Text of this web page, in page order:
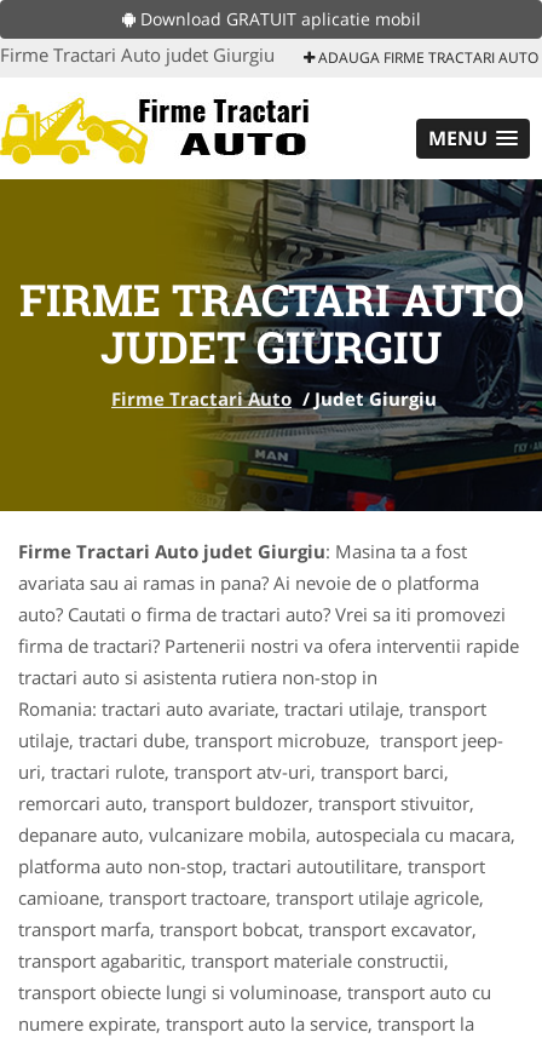
Download GRATUIT aplicatie mobil
Firme Tractari Auto judet Giurgiu ADAUGA FIRME TRACTARI AUTO
MENU
FIRME TRACTARI AUTO
JUDET GIURGIU
Firme Tractari Auto / Judet Giurgiu
Firme Tractari Auto judet Giurgiu: Masina ta a fost
avariata sau ai ramas in pana? Ai nevoie de o platforma
auto? Cautati o firma de tractari auto? Vrei sa iti promovezi
firma de tractari? Partenerii nostri va ofera interventii rapide
tractari auto si asistenta rutiera non-stop in
Romania: tractari auto avariate, tractari utilaje, transport
utilaje, tractari dube, transport microbuze, transport jeep-
uri, tractari rulote, transport atv-uri, transport barci,
remorcari auto, transport buldozer, transport stivuitor,
depanare auto, vulcanizare mobila, autospeciala cu macara,
platforma auto non-stop, tractari autoutilitare, transport
camioane, transport tractoare, transport utilaje agricole,
transport marfa, transport bobcat, transport excavator,
transport agabaritic, transport materiale constructii,
transport obiecte lungi si voluminoase, transport auto cu
numere expirate, transport auto la service, transport la